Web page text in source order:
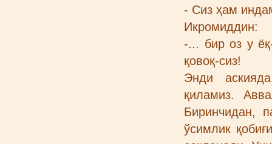
- Сиз ҳам
Икромиддин:
-... бир оз у
қовоқ-сиз!
Энди
қиламиз.
Биринчидан,
ўсимлик